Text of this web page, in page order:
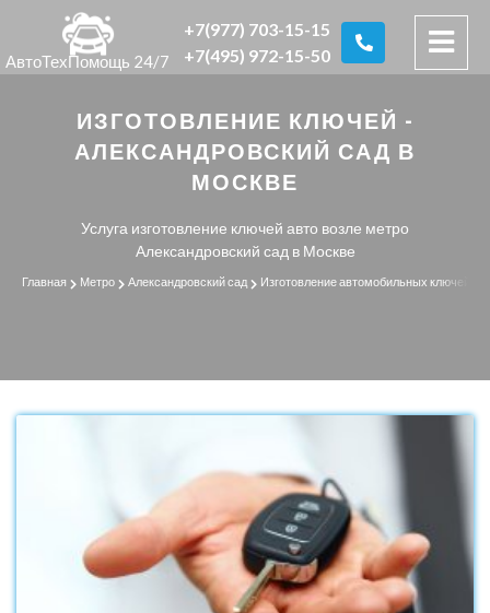
АвтоТехПомощь 24/7
+7(977) 703-15-15
+7(495) 972-15-50
ИЗГОТОВЛЕНИЕ КЛЮЧЕЙ -
АЛЕКСАНДРОВСКИЙ САД В
МОСКВЕ
Услуга изготовление ключей авто возле метро
Александровский сад в Москве
Главная Метро Александровский сад Изготовление автомобильных ключей